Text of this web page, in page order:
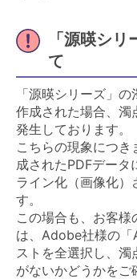
「源暎シ
て
「源暎シリーズ」
作成された場合、濁
発生しております。
こちらの現象につ
成されたPDFデータ
ライン化（画像化）
す。
この場合も、お客
は、Adobe社様の
ストを全選択し、
がないかどうかをご